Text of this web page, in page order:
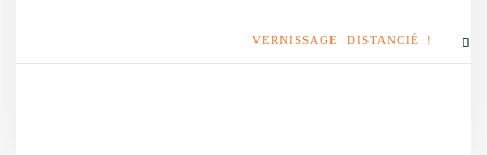
VERNISSAGE DISTANCIÉ !